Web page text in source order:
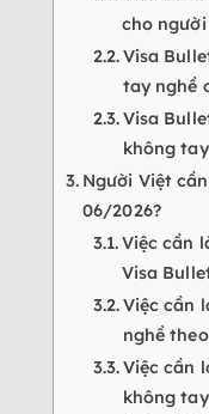
cho
Visa
tay nghề
Visa
không
Người Việt
06/2026?
Việc cần
Visa
Việc cần
nghề
Việc cần
không